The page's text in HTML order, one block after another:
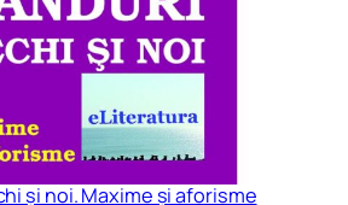
și noi. Maxime și aforisme